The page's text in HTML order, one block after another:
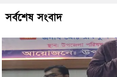
সর্বশেষ সংবাদ